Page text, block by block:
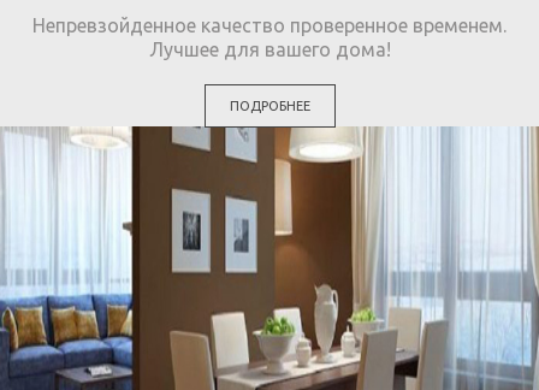
Непревзойденное качество проверенное временем.
Лучшее для вашего дома!
ПОДРОБНЕЕ